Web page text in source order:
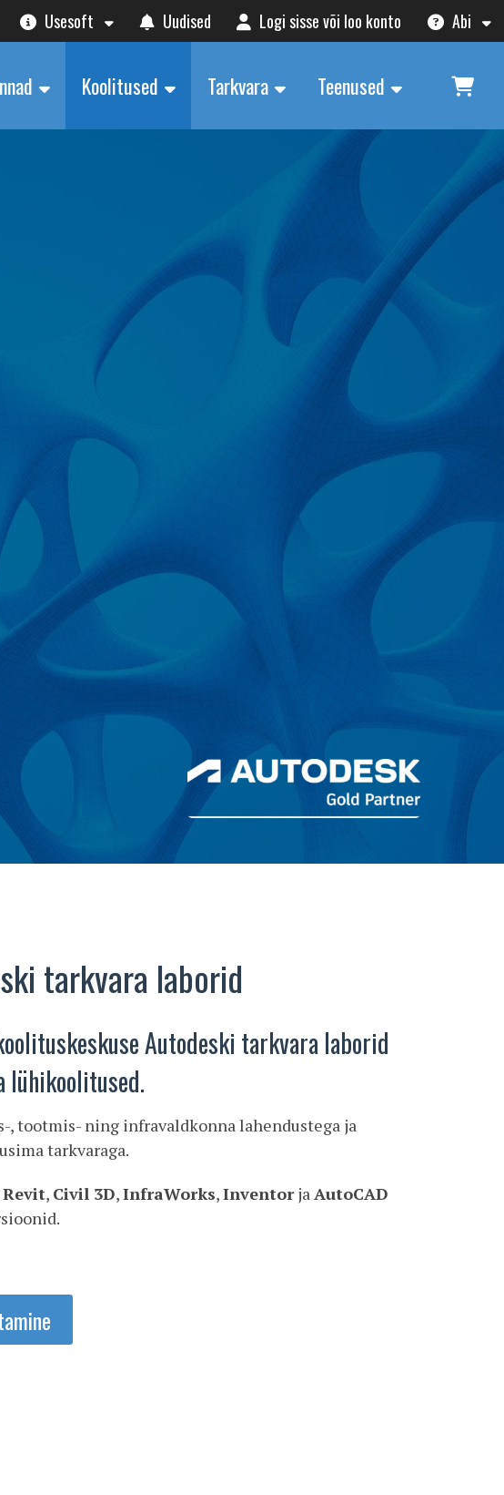
Usesoft Uudised Logi sisse või loo konto Abi
Koolitused Tarkvara Teenused
tarkvara laborid
Autodeski tarkvara laborid
lühikoolitused.
, tootmis- ning infravaldkonna lahendustega ja
tarkvaraga.
Revit, Civil 3D,InfraWorks,InventorjaAutoCAD